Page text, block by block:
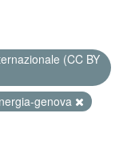
(CC BY
genova